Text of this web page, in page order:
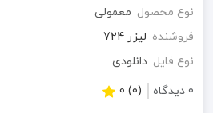
نوع محصول معمولی
فروشنده لیزر 724
نوع فایل دانلودی
0 دیدگاه
(0) 0